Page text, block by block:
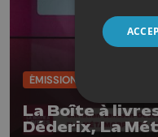
ÉMISSIONS
La Boîte à
Déderix, La